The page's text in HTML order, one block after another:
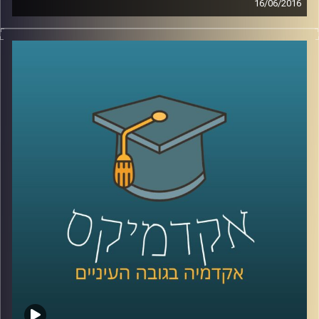
16/06/2016
טור מאת איתי אפשטיין
שנחתם בין מארק סייקס הבריטי לשארל
פרנסואה ז'ורז'-פיקו הצרפתי. הסכם זה למעשה
עיצב את אופיו ובמידה מסוימת את גורלו של
המזרח התיכון, הלא הוא הסכם סייקס-פיקו.
הסכם, המייצג את הקולוניאליזם המערבי
במלוא הדרו, שניסה לאחד שיעים, סונים,
כורדים, יזידים, עלאווים, נוצרים, יהודים ועוד
לכדי לאומים משותפים. ואמנם, במידה
מסוימת, למעט מספר עימותים נקודתיים,
הצליחו במשך הרבה שנים אותן מדינות לאום